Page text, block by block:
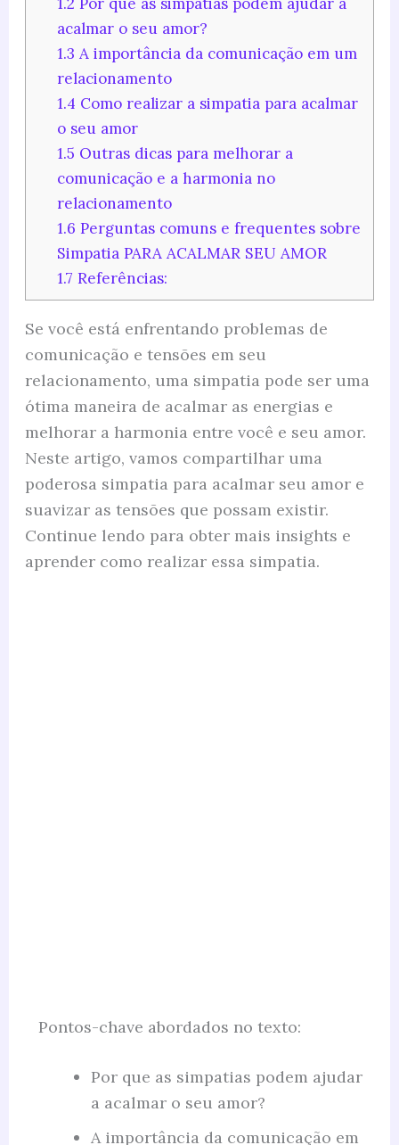
acalmar o seu amor?
1.3 A importância da comunicação em um
relacionamento
1.4 Como realizar a simpatia para acalmar
o seu amor
1.5 Outras dicas para melhorar a
comunicação e a harmonia no
relacionamento
1.6 Perguntas comuns e frequentes sobre
Simpatia PARA ACALMAR SEU AMOR
1.7 Referências:
Se você está enfrentando problemas de
comunicação e tensões em seu
relacionamento, uma simpatia pode ser uma
ótima maneira de acalmar as energias e
melhorar a harmonia entre você e seu amor.
Neste artigo, vamos compartilhar uma
poderosa simpatia para acalmar seu amor e
suavizar as tensões que possam existir.
Continue lendo para obter mais insights e
aprender como realizar essa simpatia.
Pontos-chave abordados no texto:
Por que as simpatias podem ajudar
a acalmar o seu amor?
A importância da comunicação em